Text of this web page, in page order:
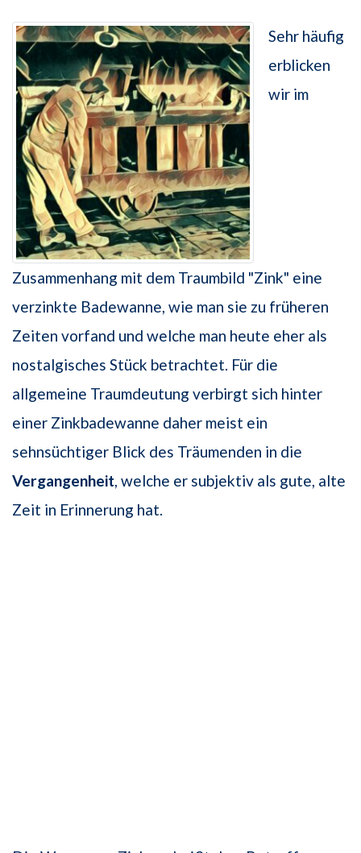
Sehr häufig
erblicken
wir im
Zusammenhang mit dem Traumbild "Zink" eine
verzinkte Badewanne, wie man sie zu früheren
Zeiten vorfand und welche man heute eher als
nostalgisches Stück betrachtet. Für die
allgemeine Traumdeutung verbirgt sich hinter
einer Zinkbadewanne daher meist ein
sehnsüchtiger Blick des Träumenden in die
Vergangenheit, welche er subjektiv als gute, alte
Zeit in Erinnerung hat.